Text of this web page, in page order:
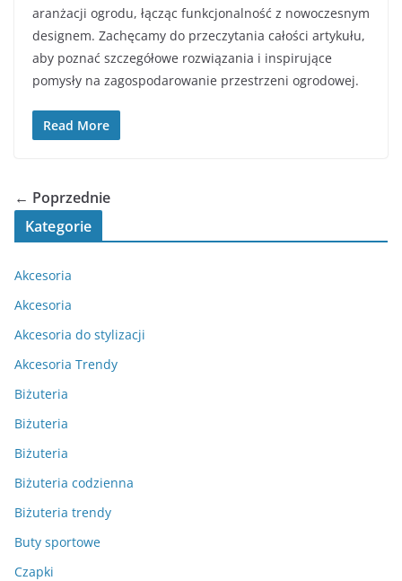
aranżacji ogrodu, łącząc funkcjonalność z nowoczesnym
designem. Zachęcamy do przeczytania całości artykułu,
aby poznać szczegółowe rozwiązania i inspirujące
pomysły na zagospodarowanie przestrzeni ogrodowej.
Read More
← Poprzednie
Kategorie
Akcesoria
Akcesoria
Akcesoria do stylizacji
Akcesoria Trendy
Biżuteria
Biżuteria
Biżuteria
Biżuteria codzienna
Biżuteria trendy
Buty sportowe
Czapki